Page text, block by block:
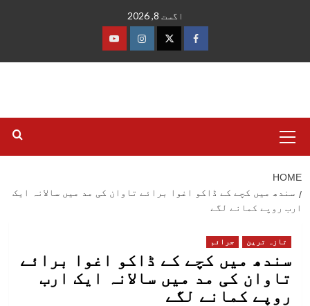
اگست 8, 2026
فیس
ٹوئٹرانسٹاگرام
یوٹیوب
Menu
HOME
سندھ میں کچے کے ڈاکو اغوا برائے تاوان کی مد میں سالانہ ایک
ارب روپے کمانے لگے
تازہ ترین جرائم
سندھ میں کچے کے ڈاکو اغوا برائے
تاوان کی مد میں سالانہ ایک ارب
روپے کمانے لگے